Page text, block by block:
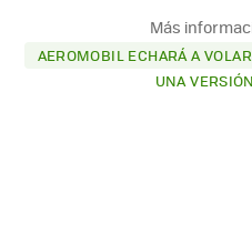
Más
AEROMOBIL ECHARÁ A
UNA